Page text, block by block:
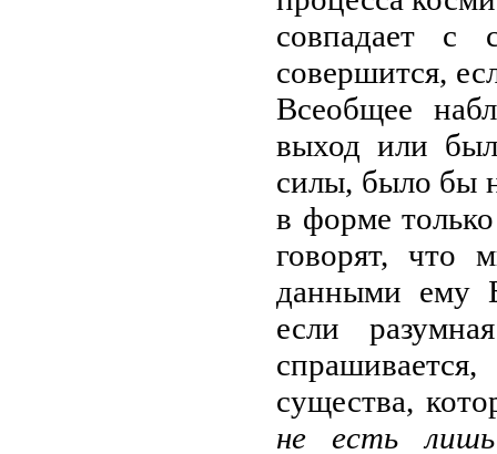
совпадает с
совершится,
Всеобщее
выход или
силы, было бы
в форме
говорят, что
данными ему
если
существа,
не есть лишь